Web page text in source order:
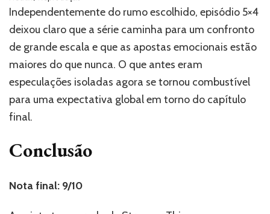
Independentemente do rumo escolhido, episódio 5×4
deixou claro que a série caminha para um confronto
de grande escala e que as apostas emocionais estão
maiores do que nunca. O que antes eram
especulações isoladas agora se tornou combustível
para uma expectativa global em torno do capítulo
final.
Conclusão
Nota final: 9/10